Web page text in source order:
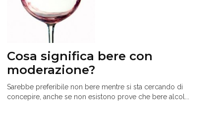
Cosa significa bere con
moderazione?
Sarebbe preferibile non bere mentre si sta cercando di
concepire, anche se non esistono prove che bere alcol...